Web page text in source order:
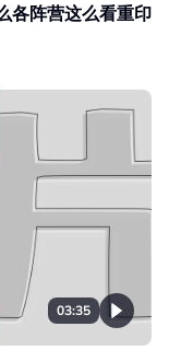
各阵营这么看重印
03:35